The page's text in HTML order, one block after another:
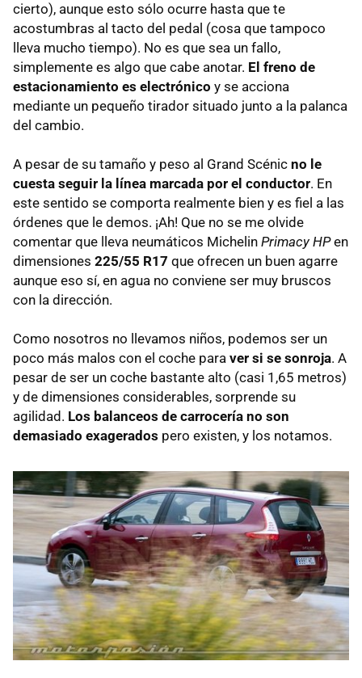
cierto), aunque esto sólo ocurre hasta que te
acostumbras al tacto del pedal (cosa que tampoco
lleva mucho tiempo). No es que sea un fallo,
simplemente es algo que cabe anotar. El freno de
estacionamiento es electrónico y se acciona
mediante un pequeño tirador situado junto a la palanca
del cambio.
A pesar de su tamaño y peso al Grand Scénic no le
cuesta seguir la línea marcada por el conductor. En
este sentido se comporta realmente bien y es fiel a las
órdenes que le demos. ¡Ah! Que no se me olvide
comentar que lleva neumáticos Michelin Primacy HPen
dimensiones 225/55 R17 que ofrecen un buen agarre
aunque eso sí, en agua no conviene ser muy bruscos
con la dirección.
Como nosotros no llevamos niños, podemos ser un
poco más malos con el coche para ver si se sonroja. A
pesar de ser un coche bastante alto (casi 1,65 metros)
y de dimensiones considerables, sorprende su
agilidad. Los balanceos de carrocería no son
demasiado exagerados pero existen, y los notamos.